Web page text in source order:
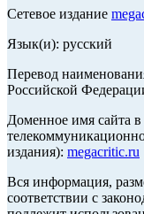
Сетевое издание
Язык(и): русский
Перевод
Российской
Доменное имя сайта
издания): megacritic.ru
Вся информация,
соответствии с